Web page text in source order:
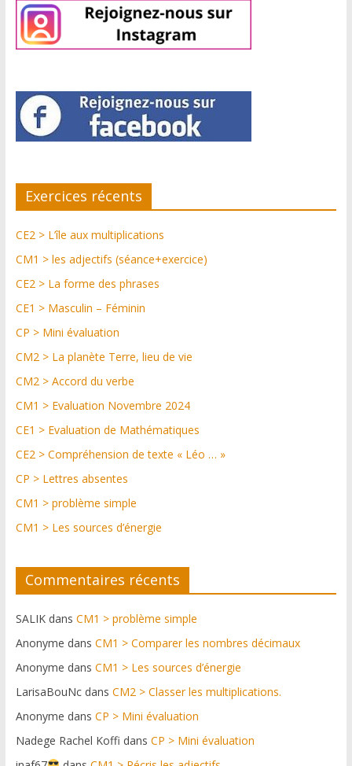
Exercices récents
CE2 > L’île aux multiplications
CM1 > les adjectifs (séance+exercice)
CE2 > La forme des phrases
CE1 > Masculin – Féminin
CP > Mini évaluation
CM2 > La planète Terre, lieu de vie
CM2 > Accord du verbe
CM1 > Evaluation Novembre 2024
CE1 > Evaluation de Mathématiques
CE2 > Compréhension de texte « Léo … »
CP > Lettres absentes
CM1 > problème simple
CM1 > Les sources d’énergie
Commentaires récents
SALIKdans CM1 > problème simple
Anonyme dans CM1 > Comparer les nombres décimaux
Anonyme dans CM1 > Les sources d’énergie
LarisaBouNcdans CM2 > Classer les multiplications.
Anonyme dans CP > Mini évaluation
Nadege Rachel Koffi dans CP > Mini évaluation